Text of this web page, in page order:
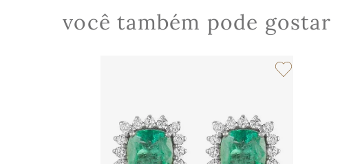
você também pode gostar